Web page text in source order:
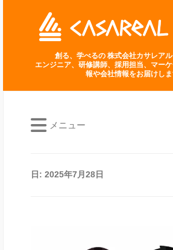
創る、学べるの 株式会社カサレアル
エンジニア、研修講師、採用担当、マー
報や会社情報をお届けしま
メニュー
日: 2025年7月28日